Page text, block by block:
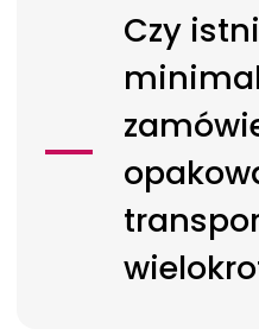
Czy